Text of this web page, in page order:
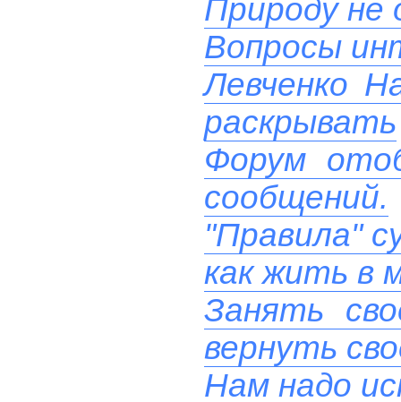
Природу не
Вопросы
Левченко
раскрывать
Форум
сообщений.
"Правила"
как жить в
Занять
вернуть
Нам надо